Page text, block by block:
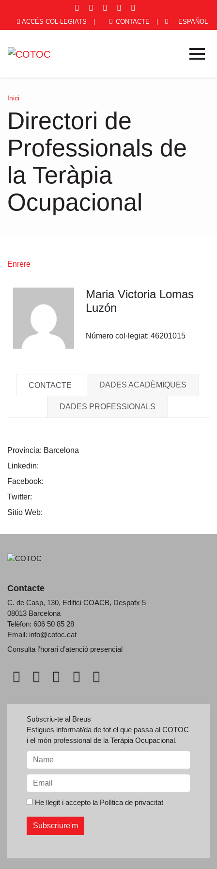
ACCÉS COL·LEGIATS CONTACTE ESPAÑOL
Inici
Directori de
Professionals de
la Teràpia
Ocupacional
Enrere
Maria Victoria Lomas
Luzón
Número col·legiat: 46201015
CONTACTE DADES ACADÈMIQUES
DADES PROFESSIONALS
Província: Barcelona
Linkedin:
Facebook:
Twitter:
Sitio Web:
Contacte
C. de Casp, 130, Edifici COACB, Despatx 5
08013 Barcelona
Telèfon: 606 50 85 28
Email: info@cotoc.cat
Consulta l’horari d’atenció presencial
Subscriu-te al Breus
Estigues informat/da de tot el que passa al COTOC
i el món professional de la Teràpia Ocupacional.
He llegit i accepto la Política de privacitat